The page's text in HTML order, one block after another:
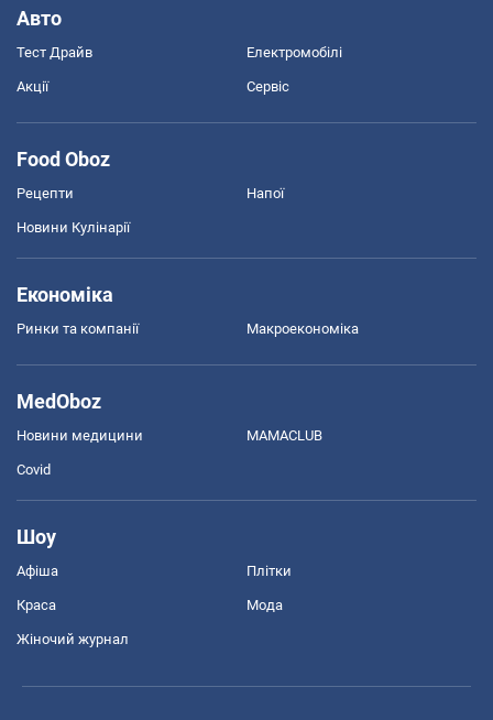
Авто
Тест Драйв Електромобілі
Акції Сервіс
Food Oboz
Рецепти Напої
Новини Кулінарії
Економіка
Ринки та компанії Макроекономіка
MedOboz
Новини медицини MAMACLUB
Covid
Шоу
Афіша Плітки
Краса Мода
Жіночий журнал